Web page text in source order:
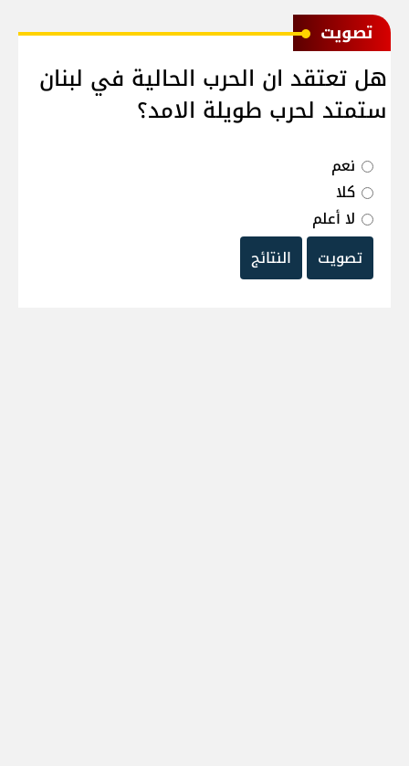
ﺗﺼﻮﻳﺖ
هل تعتقد ان الحرب الحالية في لبنان
ستمتد لحرب طويلة الامد؟
نعم
كلا
لا أعلم
تصويت
النتائج